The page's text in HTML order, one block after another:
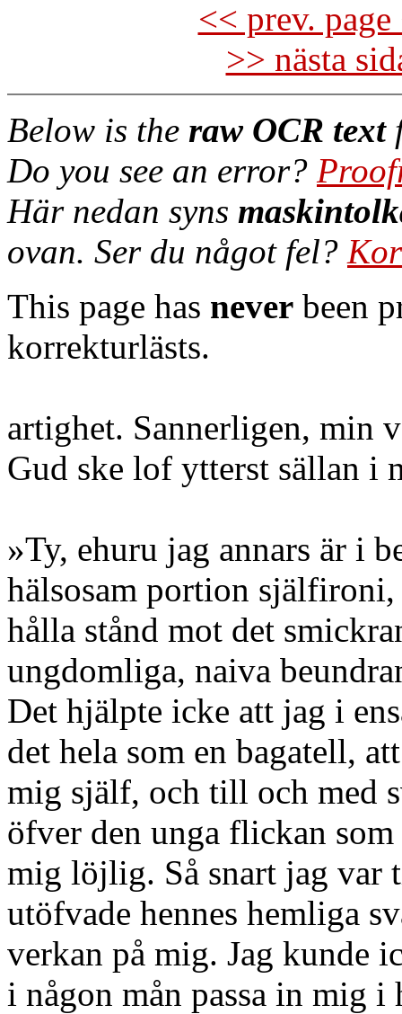
<< prev.
>> nästa
Below is the raw OCR text
Do you see an error?
Här nedan syns
ovan. Ser du något fel?
This page has never been
korrekturlästs.
artighet. Sannerligen, min
Gud ske lof ytterst sällan i
»Ty, ehuru jag annars är i
hälsosam portion
hålla stånd mot det
ungdomliga, naiva
Det hjälpte icke att jag i
det hela som en bagatell,
mig själf, och till och med
öfver den unga flickan som
mig löjlig. Så snart jag var
utöfvade hennes hemliga
verkan på mig. Jag kunde
i någon mån passa in mig i